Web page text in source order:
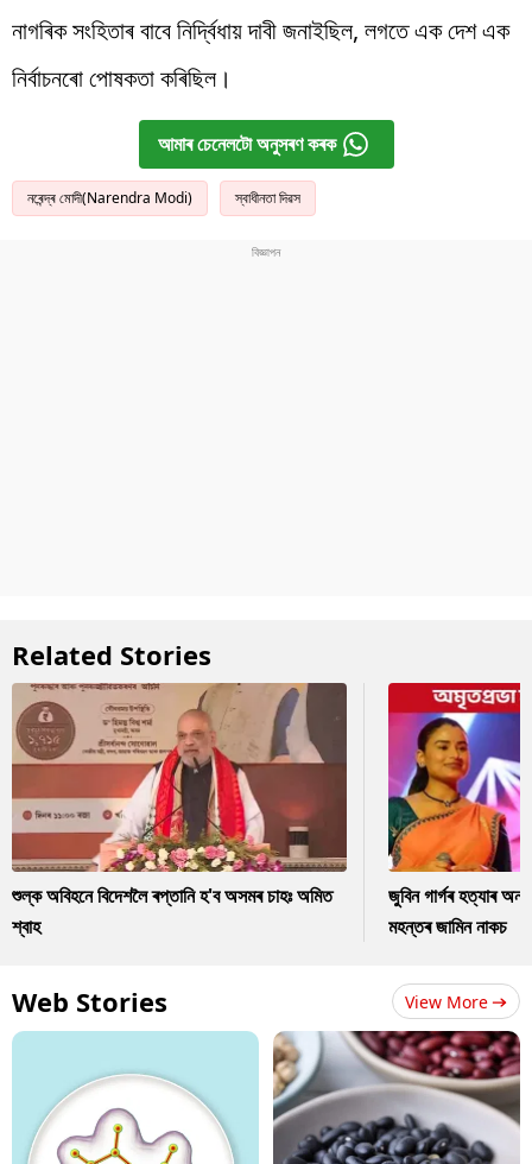
নাগৰিক সংহিতাৰ বাবে নিৰ্দ্বিধায় দাবী জনাইছিল, লগতে এক দেশ এক
নিৰ্বাচনৰো পোষকতা কৰিছিল।
আমাৰ চেনেলটো অনুসৰণ কৰক
নৰেন্দ্ৰ মোদী(Narendra Modi) স্বাধীনতা দিৱস
Related Stories
শুল্ক অবিহনে বিদেশলৈ ৰপ্তানি হ'ব অসমৰ চাহঃ অমিত
শ্বাহ
জুবিন গাৰ্গৰ হত্যাৰ
মহন্তৰ জামিন নাকচ
Web Stories View More